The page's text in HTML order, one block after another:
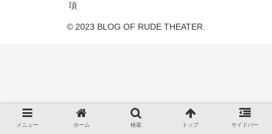
項
© 2023 BLOG OF RUDE THEATER.
メニュー ホーム 検索 トップ サイドバー